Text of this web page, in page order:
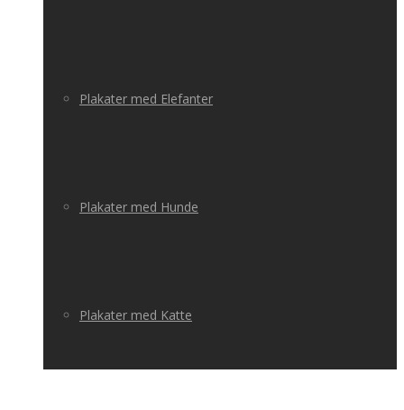
Plakater med Elefanter
Plakater med Hunde
Plakater med Katte